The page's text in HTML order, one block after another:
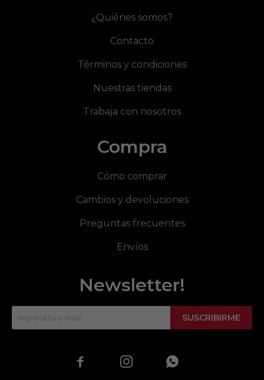
¿Quiénes somos?
Contacto
Términos y condiciones
Nuestras tiendas
Trabaja con nosotros
Compra
Cómo comprar
Cambios y devoluciones
Preguntas frecuentes
Envíos
Newsletter!
SUSCRIBIRME
  